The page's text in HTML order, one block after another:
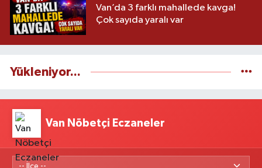
Van’da 3 farklı mahallede kavga!
Çok sayıda yaralı var
Yükleniyor...
Van Nöbetçi Eczaneler